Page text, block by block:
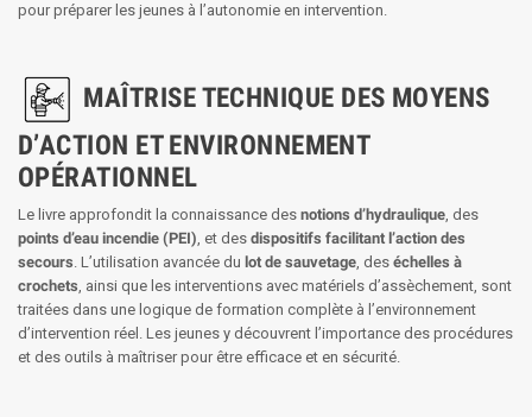
pour préparer les jeunes à l’autonomie en intervention.
MAÎTRISE TECHNIQUE DES MOYENS
D’ACTION ET ENVIRONNEMENT
OPÉRATIONNEL
Le livre approfondit la connaissance des notions d’hydraulique, des
points d’eau incendie (PEI), et des dispositifs facilitant l’action des
secours. L’utilisation avancée du lot de sauvetage, des échelles à
crochets, ainsi que les interventions avec matériels d’assèchement, sont
traitées dans une logique de formation complète à l’environnement
d’intervention réel. Les jeunes y découvrent l’importance des procédures
et des outils à maîtriser pour être efficace et en sécurité.